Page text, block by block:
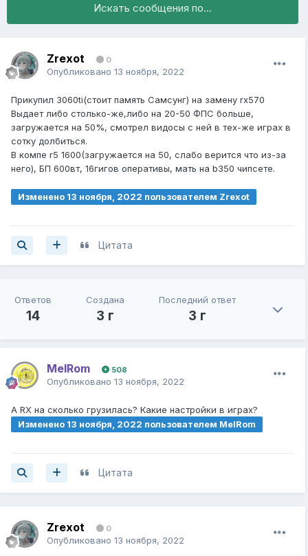
Искать сообщения по...
Zrexot 0
Опубликовано 13 ноября, 2022
Прикупил 3060ti(стоит память Самсунг) на замену rx570
Выдает либо столько-же,либо на 20-50 ФПС больше,
загружается на 50%, смотрел видосы с ней в тех-же играх в
сотку долбиться.
В компе r5 1600(загружается на 50, слабо верится что из-за
него), БП 600вт, 16гигов оперативы, мать на b350 чипсете.
Изменено 13 ноября, 2022 пользователем Zrexot
Цитата
Ответов
14
Создана
3 г
Последний ответ
3 г
MelRom 508
Опубликовано 13 ноября, 2022
А RX на сколько грузилась? Какие настройки в играх?
Изменено 13 ноября, 2022 пользователем MelRom
Цитата
Zrexot 0
Опубликовано 13 ноября, 2022